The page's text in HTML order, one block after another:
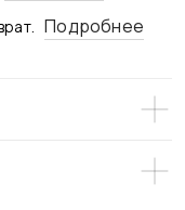
Подробнее
Его лаконичный
разрезы на